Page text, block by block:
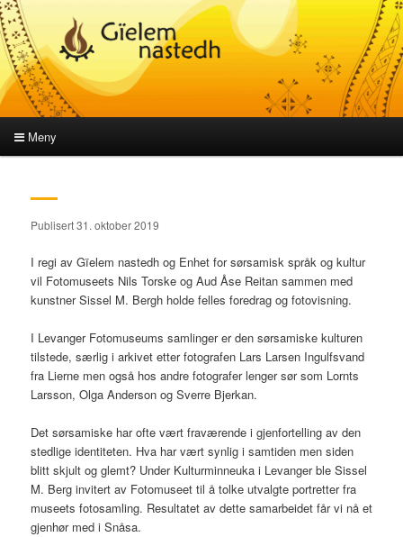
Meny
hovedinnholdet
sekundærinnholdet
Publisert 31. oktober 2019
I regi av Gïelem nastedh og Enhet for sørsamisk språk og kultur
vil Fotomuseets Nils Torske og Aud Åse Reitan sammen med
kunstner Sissel M. Bergh holde felles foredrag og fotovisning.
I Levanger Fotomuseums samlinger er den sørsamiske kulturen
tilstede, særlig i arkivet etter fotografen Lars Larsen Ingulfsvand
fra Lierne men også hos andre fotografer lenger sør som Lornts
Larsson, Olga Anderson og Sverre Bjerkan.
Det sørsamiske har ofte vært fraværende i gjenfortelling av den
stedlige identiteten. Hva har vært synlig i samtiden men siden
blitt skjult og glemt? Under Kulturminneuka i Levanger ble Sissel
M. Berg invitert av Fotomuseet til å tolke utvalgte portretter fra
museets fotosamling. Resultatet av dette samarbeidet får vi nå et
gjenhør med i Snåsa.